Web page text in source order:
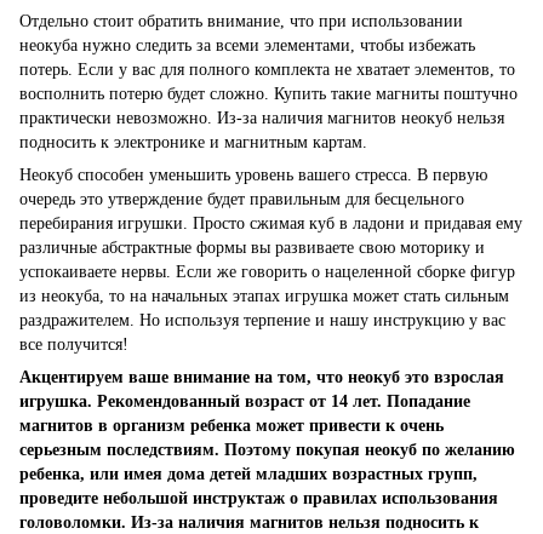
Отдельно стоит обратить внимание, что при использовании
неокуба нужно следить за всеми элементами, чтобы избежать
потерь. Если у вас для полного комплекта не хватает элементов, то
восполнить потерю будет сложно. Купить такие магниты поштучно
практически невозможно. Из-за наличия магнитов неокуб нельзя
подносить к электронике и магнитным картам.
Неокуб способен уменьшить уровень вашего стресса. В первую
очередь это утверждение будет правильным для бесцельного
перебирания игрушки. Просто сжимая куб в ладони и придавая ему
различные абстрактные формы вы развиваете свою моторику и
успокаиваете нервы. Если же говорить о нацеленной сборке фигур
из неокуба, то на начальных этапах игрушка может стать сильным
раздражителем. Но используя терпение и нашу инструкцию у вас
все получится!
Акцентируем ваше внимание на том, что неокуб это взрослая
игрушка. Рекомендованный возраст от 14 лет. Попадание
магнитов в организм ребенка может привести к очень
серьезным последствиям. Поэтому покупая неокуб по желанию
ребенка, или имея дома детей младших возрастных групп,
проведите небольшой инструктаж о правилах использования
головоломки. Из-за наличия магнитов нельзя подносить к